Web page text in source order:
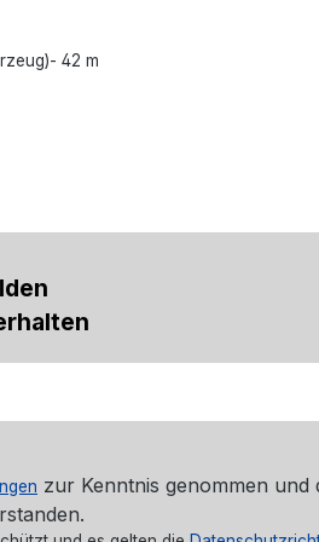
42 m
zur Kenntnis genommen und